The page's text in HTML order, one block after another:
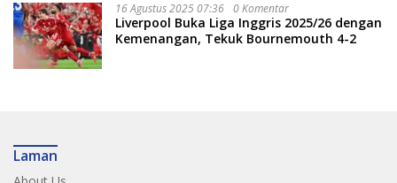
16 Agustus 2025 07:36 0 Komentar
Liverpool Buka Liga Inggris 2025/26 dengan
Kemenangan, Tekuk Bournemouth 4-2
Laman